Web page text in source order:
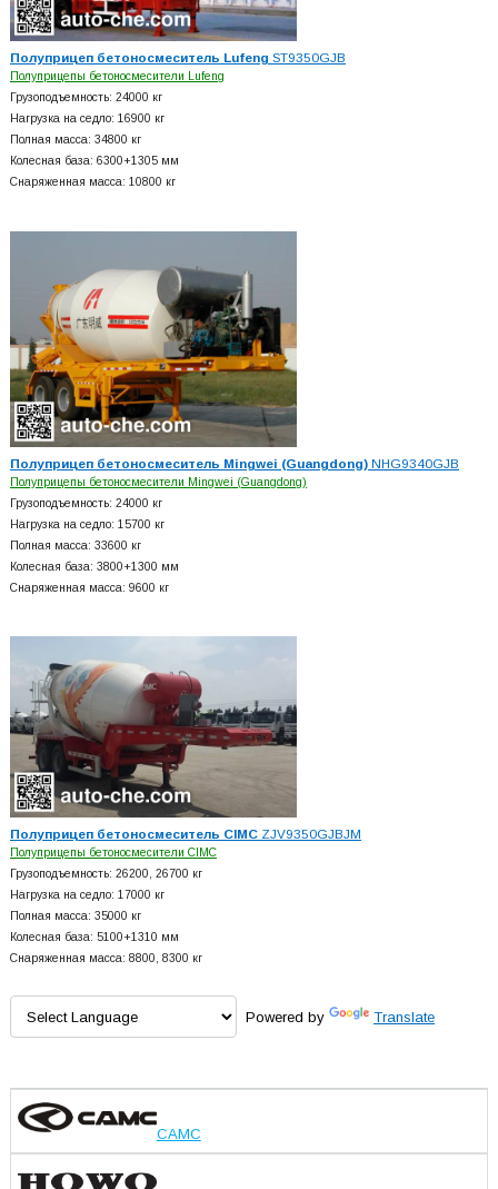
Полуприцеп бетоносмеситель Lufeng ST9350GJB
Полуприцепы бетоносмесители Lufeng
Грузоподъемность: 24000 кг
Нагрузка на седло: 16900 кг
Полная масса: 34800 кг
Колесная база: 6300+1305 мм
Снаряженная масса: 10800 кг
Полуприцеп бетоносмеситель Mingwei (Guangdong)NHG9340GJB
Полуприцепы бетоносмесители Mingwei (Guangdong)
Грузоподъемность: 24000 кг
Нагрузка на седло: 15700 кг
Полная масса: 33600 кг
Колесная база: 3800+1300 мм
Снаряженная масса: 9600 кг
Полуприцеп бетоносмеситель CIMCZJV9350GJBJM
Полуприцепы бетоносмесители CIMC
Грузоподъемность: 26200, 26700 кг
Нагрузка на седло: 17000 кг
Полная масса: 35000 кг
Колесная база: 5100+1310 мм
Снаряженная масса: 8800, 8300 кг
Powered by Translate
CAMC